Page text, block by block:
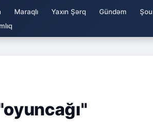
Maraqlı Yaxın Şərq Gündəm Şou